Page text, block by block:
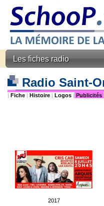
Les fiches radio
Radio Saint-
| Fiche | Histoire | Logos | Publicités
2017